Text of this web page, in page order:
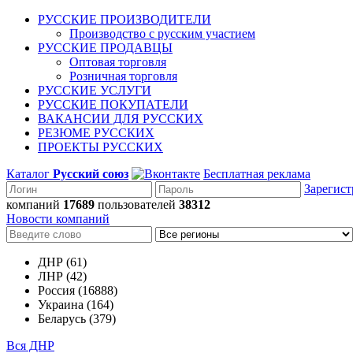
РУССКИЕ ПРОИЗВОДИТЕЛИ
Производство с русским участием
РУССКИЕ ПРОДАВЦЫ
Оптовая торговля
Розничная торговля
РУССКИЕ УСЛУГИ
РУССКИЕ ПОКУПАТЕЛИ
ВАКАНСИИ ДЛЯ РУССКИХ
РЕЗЮМЕ РУССКИХ
ПРОЕКТЫ РУССКИХ
Каталог Русский союз
Бесплатная реклама
компаний 17689 пользователей 38312
Новости компаний
ДНР (61)
ЛНР (42)
Россия (16888)
Украина (164)
Беларусь (379)
Вся ДНР